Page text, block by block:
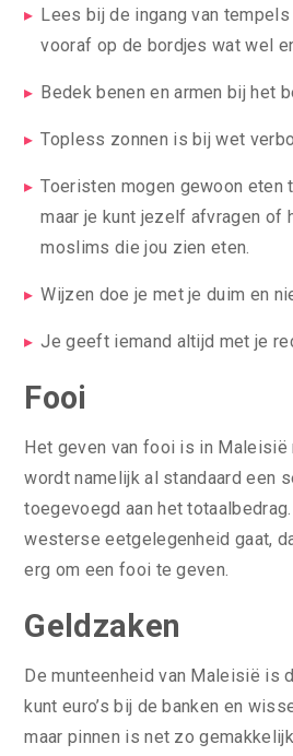
Lees bij de ingang van
vooraf op de bordjes wat wel
Bedek benen en armen bij het
Topless zonnen is bij wet
Toeristen mogen gewoon eten
maar je kunt jezelf afvragen of
moslims die jou zien eten.
Wijzen doe je met je duim en
Je geeft iemand altijd met je
Fooi
Het geven van fooi is in
wordt namelijk al standaard een
toegevoegd aan het
westerse eetgelegenheid gaat,
erg om een fooi te geven.
Geldzaken
De munteenheid van Maleisië is
kunt euro’s bij de banken en
maar pinnen is net zo